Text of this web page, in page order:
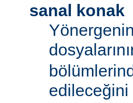
sanal konak
edileceğini